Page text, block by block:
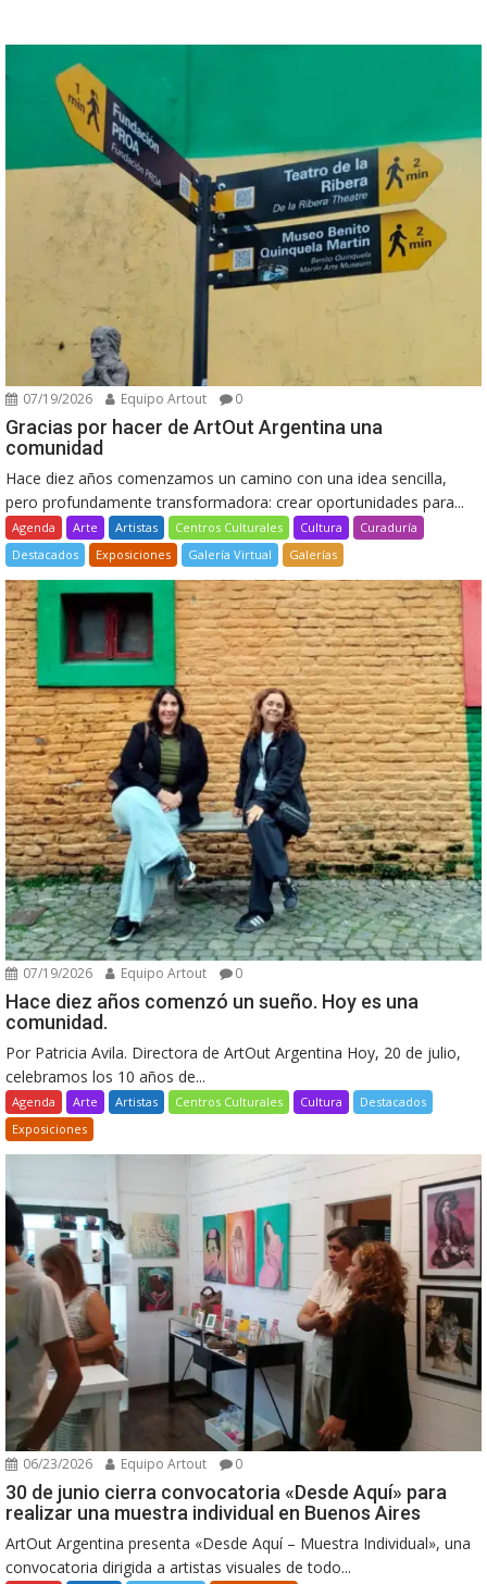
07/19/2026 Equipo Artout 0
Gracias por hacer de ArtOut Argentina una
comunidad
Hace diez años comenzamos un camino con una idea sencilla,
pero profundamente transformadora: crear oportunidades para...
Agenda Arte Artistas Centros Culturales Cultura
Curaduría
Destacados
Exposiciones Galería Virtual Galerías
07/19/2026 Equipo Artout 0
Hace diez años comenzó un sueño. Hoy es una
comunidad.
Por Patricia Avila. Directora de ArtOut Argentina Hoy, 20 de julio,
celebramos los 10 años de...
Agenda Arte Artistas Centros Culturales Cultura
Destacados
Exposiciones
06/23/2026 Equipo Artout 0
30 de junio cierra convocatoria «Desde Aquí» para
realizar una muestra individual en Buenos Aires
ArtOut Argentina presenta «Desde Aquí – Muestra Individual», una
convocatoria dirigida a artistas visuales de todo...